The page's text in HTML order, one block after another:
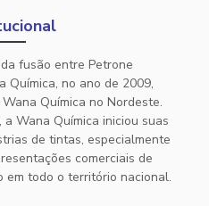
fusão entre Petrone
Química, no ano de 2009,
Química no Nordeste.
Wana Química iniciou suas
de tintas, especialmente
comerciais de
em todo o território nacional.